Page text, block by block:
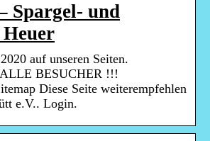
Spargel- und
auf unseren Seiten.
BESUCHER !!!
Diese Seite weiterempfehlen
e.V.. Login.